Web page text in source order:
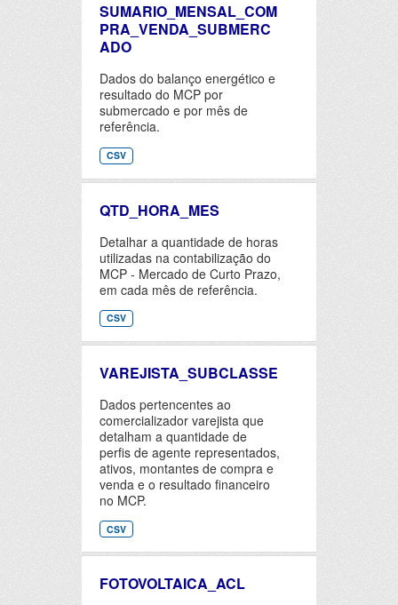
SUMARIO_MENSAL_COM
PRA_VENDA_SUBMERC
ADO
Dados do balanço energético e
resultado do MCP por
submercado e por mês de
referência.
CSV
QTD_HORA_MES
Detalhar a quantidade de horas
utilizadas na contabilização do
MCP - Mercado de Curto Prazo,
em cada mês de referência.
CSV
VAREJISTA_SUBCLASSE
Dados pertencentes ao
comercializador varejista que
detalham a quantidade de
perfis de agente representados,
ativos, montantes de compra e
venda e o resultado financeiro
no MCP.
CSV
FOTOVOLTAICA_ACL